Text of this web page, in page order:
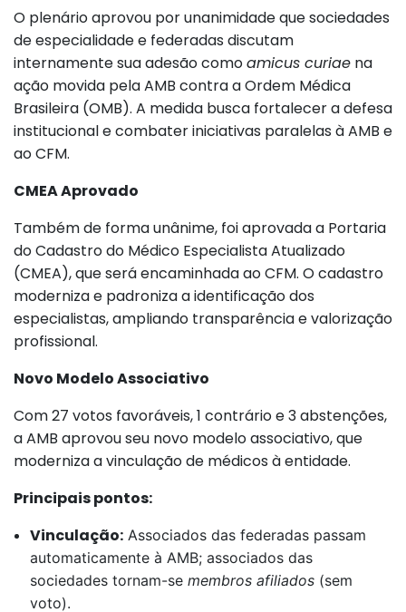
O plenário aprovou por unanimidade que sociedades
de especialidade e federadas discutam
internamente sua adesão comoamicus curiae na
ação movida pela AMB contra a Ordem Médica
Brasileira (OMB). A medida busca fortalecer a defesa
institucional e combater iniciativas paralelas à AMB e
ao CFM.
CMEA Aprovado
Também de forma unânime, foi aprovada a Portaria
do Cadastro do Médico Especialista Atualizado
(CMEA), que será encaminhada ao CFM. O cadastro
moderniza e padroniza a identificação dos
especialistas, ampliando transparência e valorização
profissional.
Novo Modelo Associativo
Com 27 votos favoráveis, 1 contrário e 3 abstenções,
a AMB aprovou seu novo modelo associativo, que
moderniza a vinculação de médicos à entidade.
Principais pontos:
Vinculação:Associados das federadas passam
automaticamente à AMB; associados das
sociedades tornam-se membros afiliados(sem
voto).